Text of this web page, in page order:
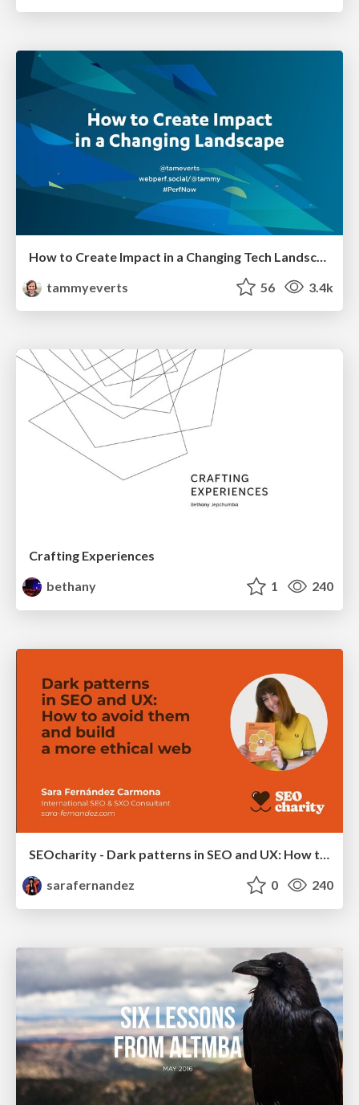
tammyeverts
56 3.4k
Crafting Experiences
bethany
1 240
SEOcharity - Dark patterns in SEO and UX: How to avoid them and build a more ethical web
sarafernandez
0 240